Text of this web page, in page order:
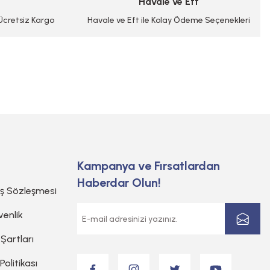
Kargo Havale ve Eft ile Kolay Ödeme Seçenekleri
Sözleşmesi
Kampanya ve Fırsatlardan
Haberdar Olun!